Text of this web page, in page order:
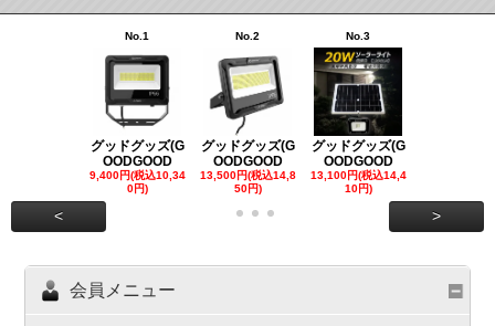
No.1
グッドグッズ(G
OODGOOD
9,400円(税込10,34
0円)
No.2
グッドグッズ(G
OODGOOD
13,500円(税込14,8
50円)
No.3
グッドグッズ(G
OODGOOD
13,100円(税込14,4
10円)
< >
会員メニュー